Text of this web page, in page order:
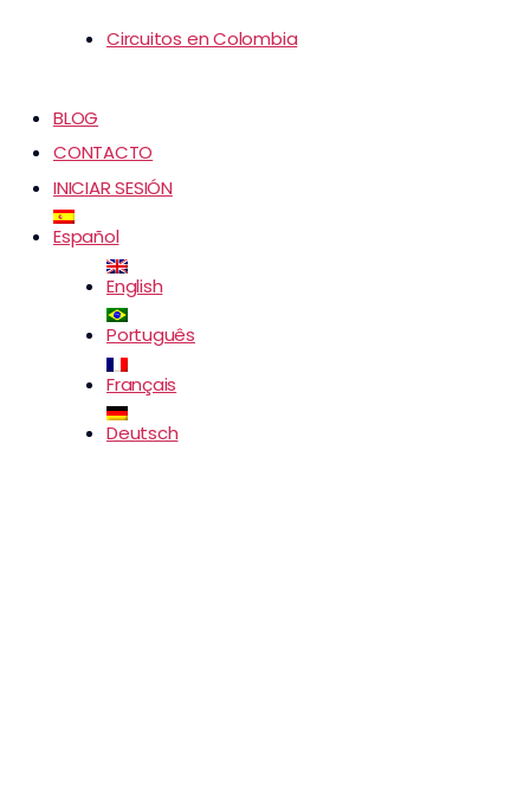
Circuitos en Colombia
BLOG
CONTACTO
INICIAR SESIÓN
Español
English
Português
Français
Deutsch